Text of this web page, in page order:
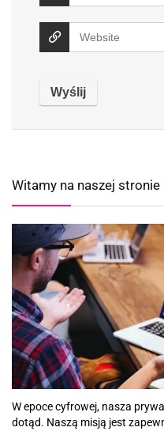
Witamy na naszej stronie
W epoce cyfrowej, nasza
dotąd. Naszą misją jest